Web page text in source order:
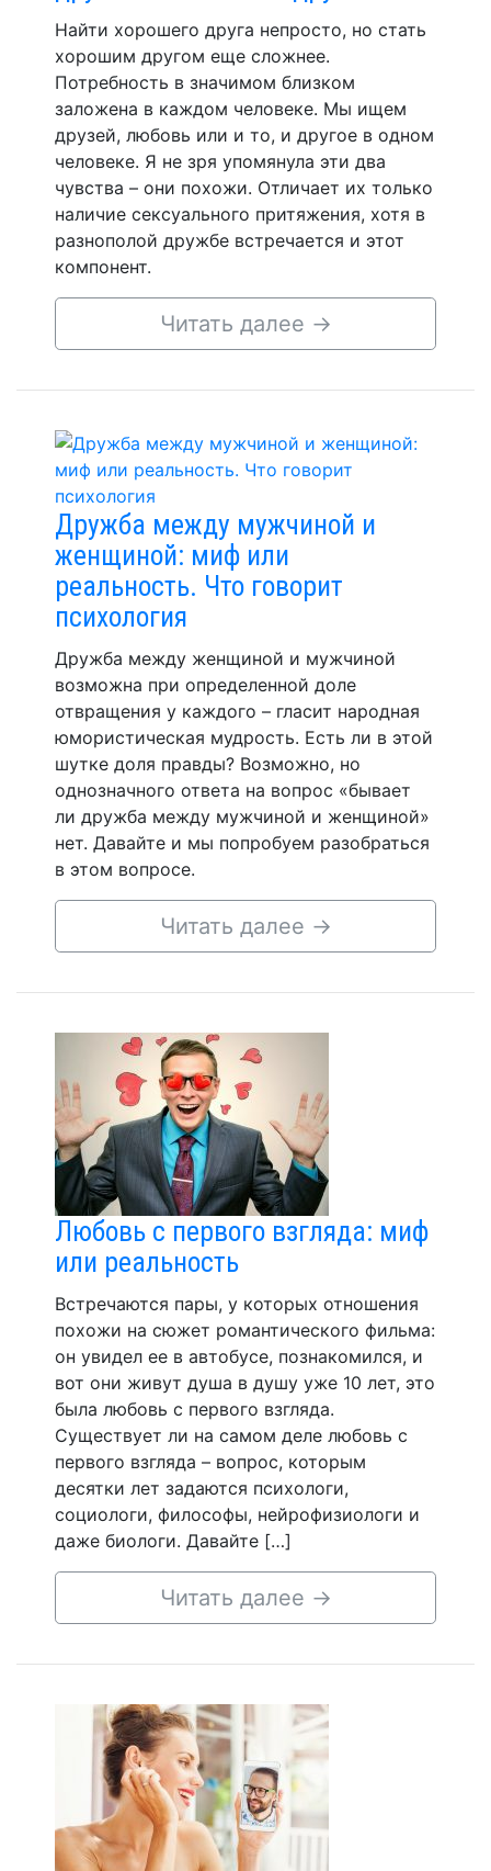
Найти хорошего друга непросто, но стать
хорошим другом еще сложнее.
Потребность в значимом близком
заложена в каждом человеке. Мы ищем
друзей, любовь или и то, и другое в одном
человеке. Я не зря упомянула эти два
чувства – они похожи. Отличает их только
наличие сексуального притяжения, хотя в
разнополой дружбе встречается и этот
компонент.
Читать далее →
Дружба между мужчиной и
женщиной: миф или
реальность. Что говорит
психология
Дружба между женщиной и мужчиной
возможна при определенной доле
отвращения у каждого – гласит народная
юмористическая мудрость. Есть ли в этой
шутке доля правды? Возможно, но
однозначного ответа на вопрос «бывает
ли дружба между мужчиной и женщиной»
нет. Давайте и мы попробуем разобраться
в этом вопросе.
Читать далее →
Любовь с первого взгляда: миф
или реальность
Встречаются пары, у которых отношения
похожи на сюжет романтического фильма:
он увидел ее в автобусе, познакомился, и
вот они живут душа в душу уже 10 лет, это
была любовь с первого взгляда.
Существует ли на самом деле любовь с
первого взгляда – вопрос, которым
десятки лет задаются психологи,
социологи, философы, нейрофизиологи и
даже биологи. Давайте […]
Читать далее →